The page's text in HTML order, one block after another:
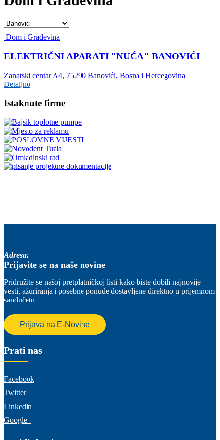
Dom i Građevina
ELEKTRIČNI APARATI "NUĆA" BANOVIĆI
Zanatski centar A4, 75290 Banovići, Bosna i Hercegovina
Detaljno
Istaknute firme
Adresa:
Prijavite se na naše novine
Pridružite se našoj pretplatničkoj listi kako biste dobili najnovije
vesti, ažuriranja i posebne ponude dostavljene direktno u prijemnom
sandučetu
Prijava na E-Novine
Prati nas
Facebook
Twitter
Linkedin
Google+